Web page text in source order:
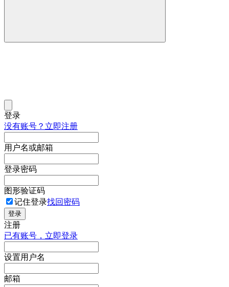
登录
没有账号？立即注册
用户名或邮箱
登录密码
图形验证码
记住登录找回密码
登录
注册
已有账号，立即登录
设置用户名
邮箱